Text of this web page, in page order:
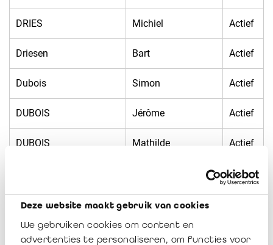
Deze website maakt gebruik van cookies
We gebruiken cookies om content en
advertenties te personaliseren, om functies voor
DRIES Michiel Actief
Driesen Bart Actief
Dubois Simon Actief
DUBOIS Jérôme Actief
DUBOIS Mathilde Actief
Actief
DUHAMEL Thomas
Dupont